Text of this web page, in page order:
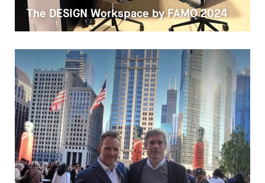
The DESIGN Workspace by FAMO 2024